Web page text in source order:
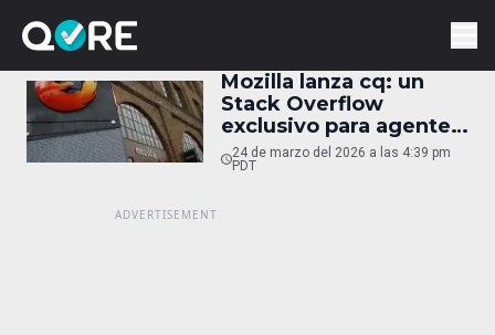
Mozilla lanza cq: un
Stack Overflow
exclusivo para agentes
de IA
24 de marzo del 2026 a las 4:39 pm
PDT